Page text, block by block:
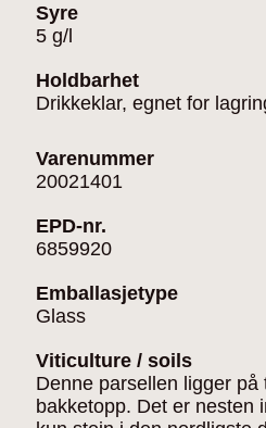
Syre
5 g/l
Holdbarhet
Drikkeklar, egnet for
Varenummer
20021401
EPD-nr.
6859920
Emballasjetype
Glass
Viticulture / soils
Denne parsellen ligger
bakketopp. Det er nesten